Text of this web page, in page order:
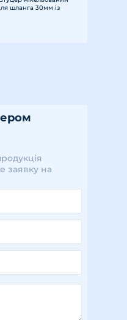
шланга 30мм із
заявку на